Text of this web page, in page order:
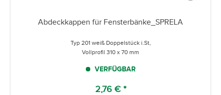
Abdeckkappen für Fensterbänke_SPRELA
Typ 201 weiß Doppelstück i.St,
Vollprofil 310 x 70 mm
VERFÜGBAR
2,76 € *